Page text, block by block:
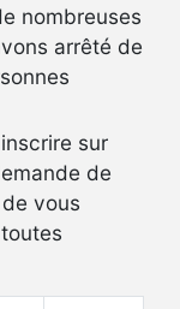
nombreuses
arrêté de
sur
de
vous